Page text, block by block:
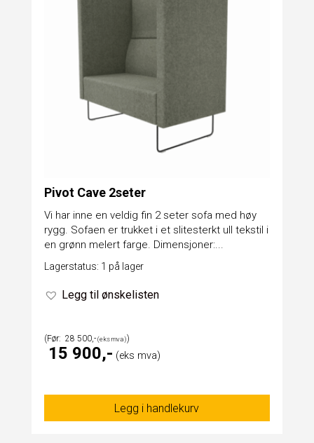
Pivot Cave 2seter
Vi har inne en veldig fin 2 seter sofa med høy
rygg. Sofaen er trukket i et slitesterkt ull tekstil i
en grønn melert farge. Dimensjoner:...
Lagerstatus: 1 på lager
Legg til ønskelisten
28 500
15 900
Legg i handlekurv